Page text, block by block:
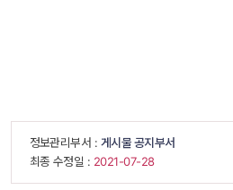
정보관리부서 : 게시물 공지부서
최종 수정일 : 2021-07-28